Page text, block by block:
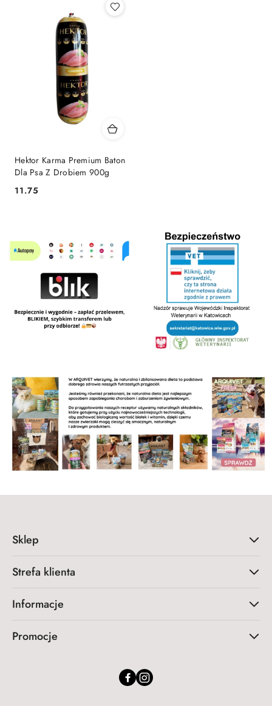
Hektor Karma Premium Baton
Dla Psa Z Drobiem 900g
Cena:
11.75
Sklep
Strefa klienta
Informacje
Promocje